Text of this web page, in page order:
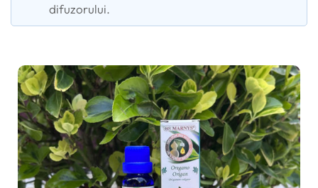
difuzorului.